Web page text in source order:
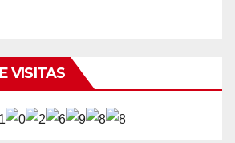
VISITAS